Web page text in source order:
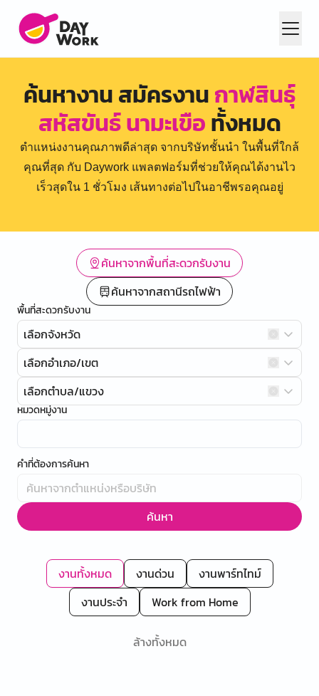
ค้นหางาน สมัครงานกาฬสินธุ์
สหัสขันธ์ นามะเขือทั้งหมด
ตำแหน่งงานคุณภาพดีล่าสุด จากบริษัทชั้นนำ ในพื้นที่ใกล้
คุณที่สุด กับ Daywork แพลตฟอร์มที่ช่วยให้คุณได้งานไว
เร็วสุดใน 1 ชั่วโมง เส้นทางต่อไปในอาชีพรอคุณอยู่
ค้นหาจากพื้นที่สะดวกรับงาน
ค้นหาจากสถานีรถไฟฟ้า
พื้นที่สะดวกรับงาน
เลือกจังหวัด
เลือกอำเภอ/เขต
เลือกตำบล/แขวง
หมวดหมู่งาน
คำที่ต้องการค้นหา
ค้นหา
งานทั้งหมด งานด่วน
งานพาร์ทไทม์
งานประจำ
Work from Home
ล้างทั้งหมด